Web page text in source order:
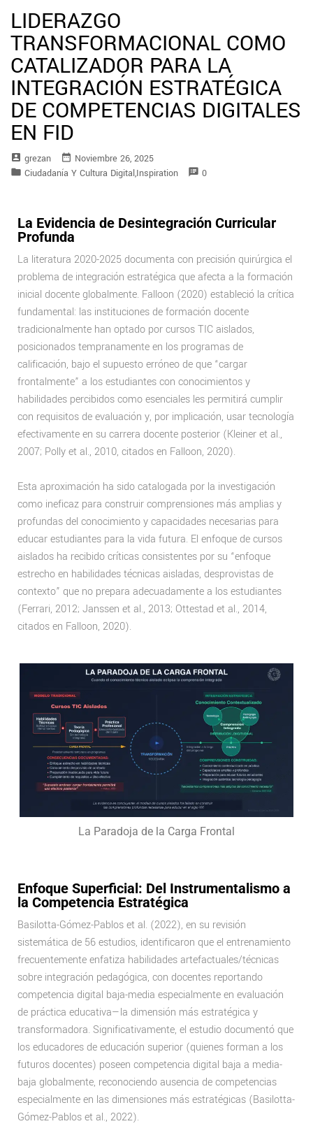
LIDERAZGO
TRANSFORMACIONAL COMO
CATALIZADOR PARA LA
INTEGRACIÓN ESTRATÉGICA
DE COMPETENCIAS DIGITALES
EN FID
account_box Grezan date_range Noviembre 26, 2025
folder Ciudadanía Y Cultura Digital,Inspiration speaker_notes 0
La Evidencia de Desintegración Curricular
Profunda
La literatura 2020-2025 documenta con precisión quirúrgica el
problema de integración estratégica que afecta a la formación
inicial docente globalmente. Falloon (2020) estableció la crítica
fundamental: las instituciones de formación docente
tradicionalmente han optado por cursos TIC aislados,
posicionados tempranamente en los programas de
calificación, bajo el supuesto erróneo de que “cargar
frontalmente” a los estudiantes con conocimientos y
habilidades percibidos como esenciales les permitirá cumplir
con requisitos de evaluación y, por implicación, usar tecnología
efectivamente en su carrera docente posterior (Kleiner et al.,
2007; Polly et al., 2010, citados en Falloon, 2020).
Esta aproximación ha sido catalogada por la investigación
como ineficaz para construir comprensiones más amplias y
profundas del conocimiento y capacidades necesarias para
educar estudiantes para la vida futura. El enfoque de cursos
aislados ha recibido críticas consistentes por su “enfoque
estrecho en habilidades técnicas aisladas, desprovistas de
contexto” que no prepara adecuadamente a los estudiantes
(Ferrari, 2012; Janssen et al., 2013; Ottestad et al., 2014,
citados en Falloon, 2020).
La Paradoja de la Carga Frontal
Enfoque Superficial: Del Instrumentalismo a
la Competencia Estratégica
Basilotta-Gómez-Pablos et al. (2022), en su revisión
sistemática de 56 estudios, identificaron que el entrenamiento
frecuentemente enfatiza habilidades artefactuales/técnicas
sobre integración pedagógica, con docentes reportando
competencia digital baja-media especialmente en evaluación
de práctica educativa—la dimensión más estratégica y
transformadora. Significativamente, el estudio documentó que
los educadores de educación superior (quienes forman a los
futuros docentes) poseen competencia digital baja a media-
baja globalmente, reconociendo ausencia de competencias
especialmente en las dimensiones más estratégicas (Basilotta-
Gómez-Pablos et al., 2022).